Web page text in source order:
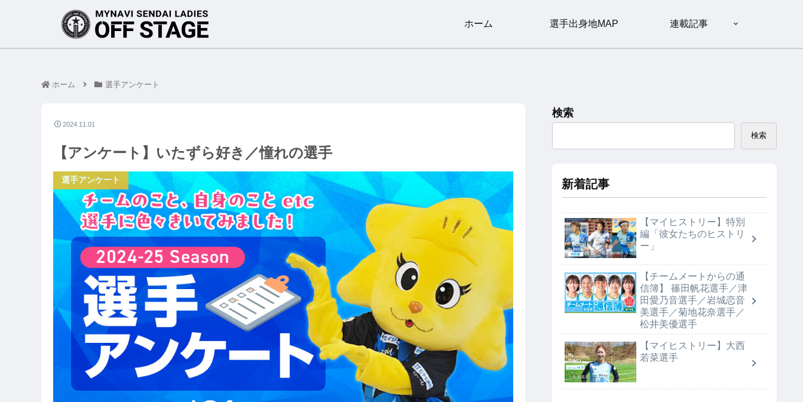
ホーム 選手出身地MAP 連載記事
ホーム 選手アンケート
【アンケート】いたずら好き／憧れの選手
選手アンケート
2024.11.01
検索
検索
新着記事
【マイヒストリー】特別
編「彼女たちのヒストリ
ー」
【チームメートからの通
信簿】 篠田帆花選手／津
田愛乃音選手／岩城恋音
美選手／菊地花奈選手／
松井美優選手
【マイヒストリー】大西
若菜選手